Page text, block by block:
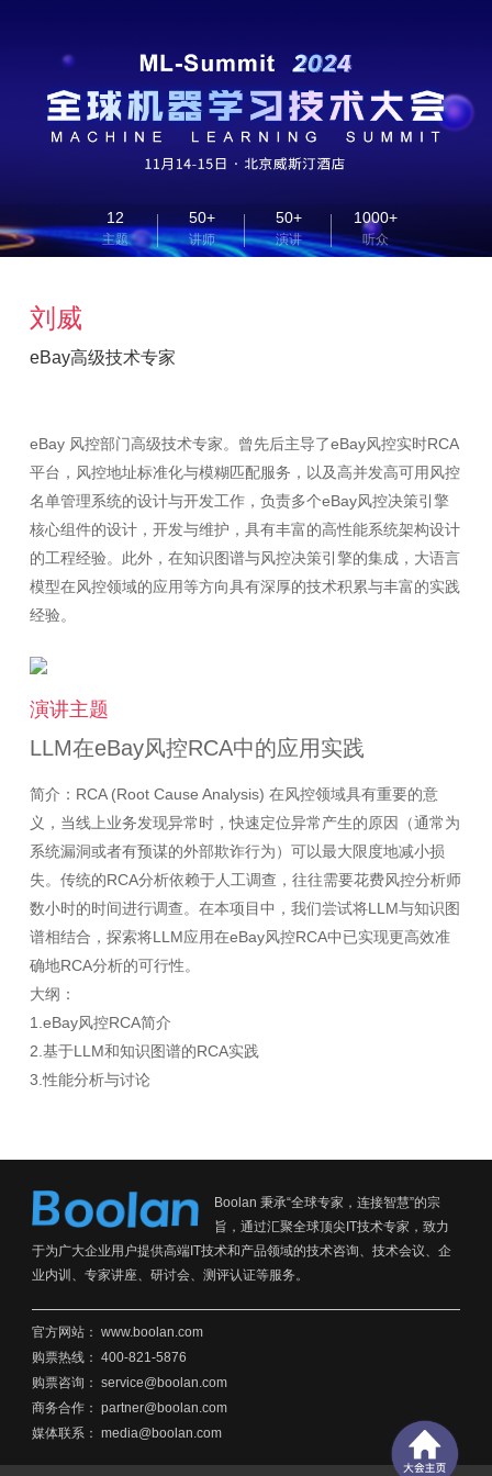
12
主题
50+
讲师
50+
演讲
1000+
听众
刘威
eBay高级技术专家
eBay 风控部门高级技术专家。曾先后主导了eBay风控实时RCA
平台，风控地址标准化与模糊匹配服务，以及高并发高可用风控
名单管理系统的设计与开发工作，负责多个eBay风控决策引擎
核心组件的设计，开发与维护，具有丰富的高性能系统架构设计
的工程经验。此外，在知识图谱与风控决策引擎的集成，大语言
模型在风控领域的应用等方向具有深厚的技术积累与丰富的实践
演讲主题
LLM在eBay风控RCA中的应用实践
简介：RCA (Root Cause Analysis) 在风控领域具有重要的意
义，当线上业务发现异常时，快速定位异常产生的原因（通常为
系统漏洞或者有预谋的外部欺诈行为）可以最大限度地减小损
失。传统的RCA分析依赖于人工调查，往往需要花费风控分析师
数小时的时间进行调查。在本项目中，我们尝试将LLM与知识图
谱相结合，探索将LLM应用在eBay风控RCA中已实现更高效准
确地RCA分析的可行性。
大纲：
1.eBay风控RCA简介
2.基于LLM和知识图谱的RCA实践
3.性能分析与讨论
Boolan 秉承“全球专家，连接智慧”的宗
旨，通过汇聚全球顶尖IT技术专家，致力
于为广大企业用户提供高端IT技术和产品领域的技术咨询、技术会议、企
业内训、专家讲座、研讨会、测评认证等服务。
官方网站： www.boolan.com
购票热线： 400-821-5876
购票咨询： service@boolan.com
商务合作： partner@boolan.com
媒体联系： media@boolan.com